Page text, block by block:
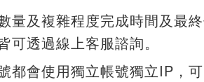
量及複雜程度完成時間及最
可透過線上客服諮詢。
都會使用獨立帳號獨立IP，